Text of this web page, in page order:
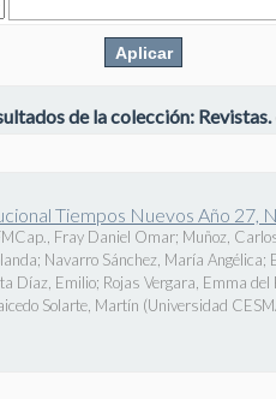
de la colección: Revistas.
Tiempos Nuevos Año 27,
Fray Daniel Omar; Muñoz,
; Navarro Sánchez, María Angélica;
Díaz, Emilio; Rojas Vergara, Emma del
Solarte, Martín (Universidad